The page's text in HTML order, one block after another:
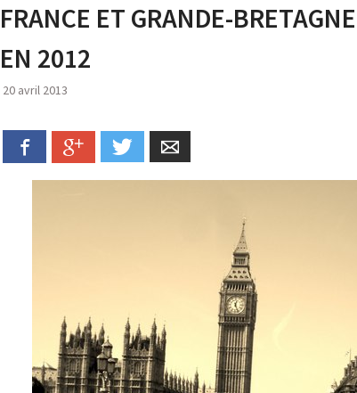
FRANCE ET GRANDE-
EN 2012
20 avril 2013
FacebookGoogle+ Twitter